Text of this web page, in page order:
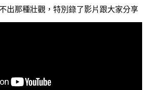
出那種壯觀，特別錄了影片跟大家分享